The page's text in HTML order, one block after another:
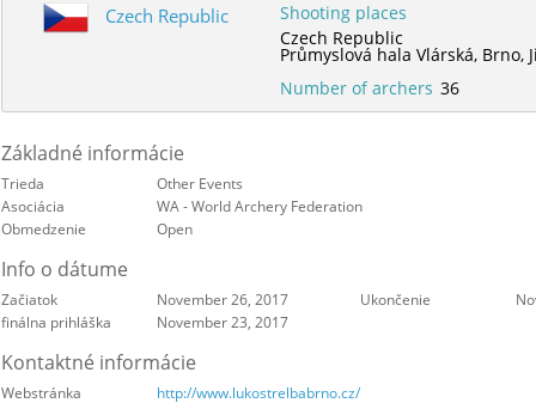
Czech Republic
Shooting places
Czech Republic
Průmyslová hala Vlárská, Brno,
Number of archers 36
Základné informácie
Trieda
Other Events
Asociácia
WA - World Archery Federation
Obmedzenie
Open
Info o dátume
Začiatok November 26, 2017 Ukončenie
finálna prihláška
November 23, 2017
Kontaktné informácie
Webstránka http://www.lukostrelbabrno.cz/